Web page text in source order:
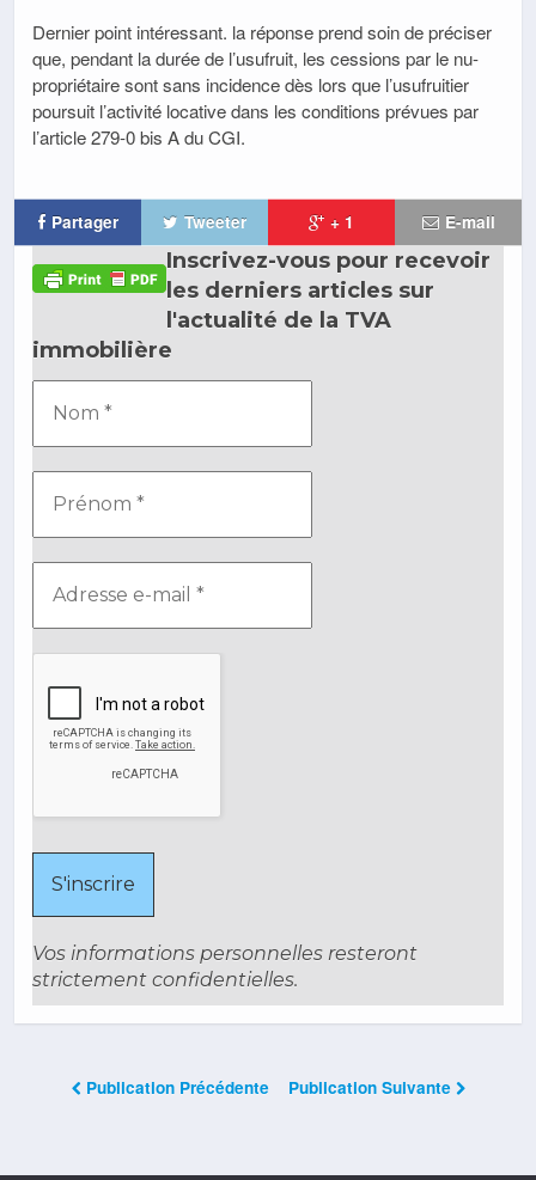
Dernier point intéressant. la réponse prend soin de préciser
que, pendant la durée de l’usufruit, les cessions par le nu-
propriétaire sont sans incidence dès lors que l’usufruitier
poursuit l’activité locative dans les conditions prévues par
l’article 279-0 bis A du CGI.
Partager Tweeter + 1 E-mail
Inscrivez-vous pour recevoir
les derniers articles sur
l'actualité de la TVA
immobilière
Vos informations personnelles resteront
strictement confidentielles.
Publication Précédente Publication Suivante